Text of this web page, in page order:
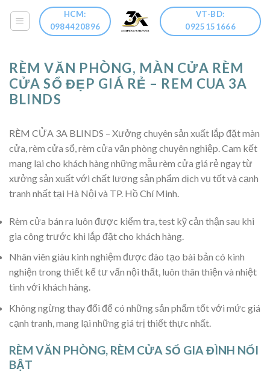
HCM:
0984420896
VT-BD:
0925151666
RÈM VĂN PHÒNG, MÀN CỬA RÈM
CỬA SỔ ĐẸP GIÁ RẺ – REM CUA 3A
BLINDS
RÈM CỬA 3A BLINDS – Xưởng chuyên sản xuất lắp đặt màn
cửa, rèm cửa sổ, rèm cửa văn phòng chuyên nghiệp. Cam kết
mang lại cho khách hàng những mẫu rèm cửa giá rẻ ngay từ
xưởng sản xuất với chất lượng sản phẩm dịch vụ tốt và cạnh
tranh nhất tại Hà Nội và TP. Hồ Chí Minh.
Rèm cửa bán ra luôn được kiểm tra, test kỹ cản thận sau khi
gia công trước khi lắp đặt cho khách hàng.
Nhân viên giàu kinh nghiệm được đào tạo bài bản có kinh
nghiện trong thiết kế tư vấn nội thất, luôn thân thiện và nhiệt
tình với khách hàng.
Không ngừng thay đổi để có những sản phẩm tốt với mức giá
cạnh tranh, mang lại những giá trị thiết thực nhất.
RÈM VĂN PHÒNG, RÈM CỬA SỔ GIA ĐÌNH NỔI
BẬT